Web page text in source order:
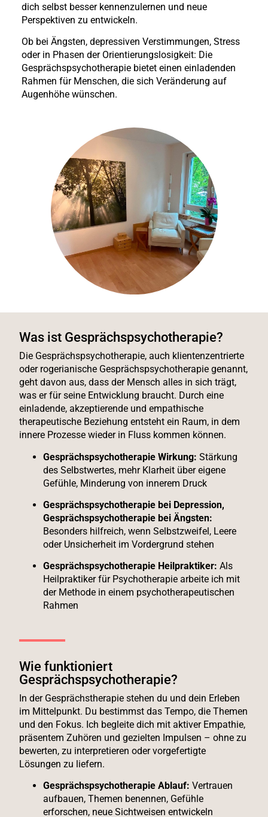
dich selbst besser kennenzulernen und neue
Perspektiven zu entwickeln.
Ob bei Ängsten, depressiven Verstimmungen, Stress
oder in Phasen der Orientierungslosigkeit: Die
Gesprächspsychotherapie bietet einen einladenden
Rahmen für Menschen, die sich Veränderung auf
Augenhöhe wünschen.
Was ist Gesprächspsychotherapie?
Die Gesprächspsychotherapie, auch klientenzentrierte
oder rogerianische Gesprächspsychotherapie genannt,
geht davon aus, dass der Mensch alles in sich trägt,
was er für seine Entwicklung braucht. Durch eine
einladende, akzeptierende und empathische
therapeutische Beziehung entsteht ein Raum, in dem
innere Prozesse wieder in Fluss kommen können.
Gesprächspsychotherapie Wirkung: Stärkung
des Selbstwertes, mehr Klarheit über eigene
Gefühle, Minderung von innerem Druck
Gesprächspsychotherapie bei Depression,
Gesprächspsychotherapie bei Ängsten:
Besonders hilfreich, wenn Selbstzweifel, Leere
oder Unsicherheit im Vordergrund stehen
Gesprächspsychotherapie Heilpraktiker: Als
Heilpraktiker für Psychotherapie arbeite ich mit
der Methode in einem psychotherapeutischen
Rahmen
Wie funktioniert
Gesprächspsychotherapie?
In der Gesprächstherapie stehen du und dein Erleben
im Mittelpunkt. Du bestimmst das Tempo, die Themen
und den Fokus. Ich begleite dich mit aktiver Empathie,
präsentem Zuhören und gezielten Impulsen – ohne zu
bewerten, zu interpretieren oder vorgefertigte
Lösungen zu liefern.
Gesprächspsychotherapie Ablauf: Vertrauen
aufbauen, Themen benennen, Gefühle
erforschen, neue Sichtweisen entwickeln